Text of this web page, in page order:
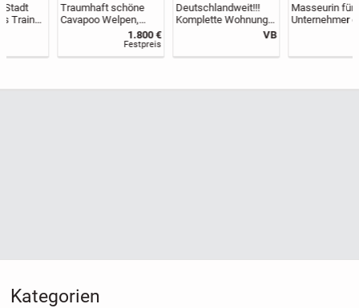
Traumhaft schöne
Cavapoo Welpen,
Deutschlandweit!!!
Komplette Wohnung
Sanierung - Sanitär-
Wasser-Heizung
Masseurin für
Unternehmer gesucht
Kategorien